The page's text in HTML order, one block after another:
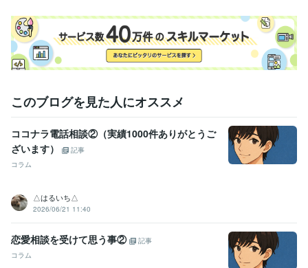
・お試しチャットサービス
30分即レス
返信回数縛りなし！
まずはココカラ！
・1時間チャットサービス
返信回数縛りなし！
・お悩み相談
増やしていきます！
このブログを見た人にオススメ
ココナラ電話相談②（実績1000件ありがとうご
ざいます）
記事
コラム
△はるいち△
2026/06/21 11:40
恋愛相談を受けて思う事②
記事
コラム